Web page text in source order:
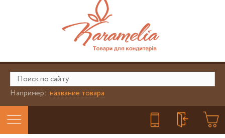
Например: название товара